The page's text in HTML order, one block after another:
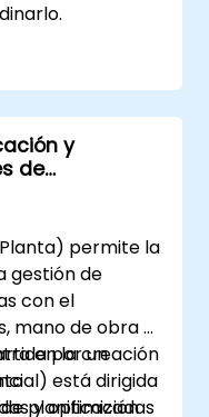
y
de
permite la
gestión de
con el
mano de obra y
en la creación
y optimizadas
por un
está dirigida
planificación